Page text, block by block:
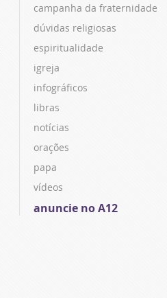
campanha da fraternidade
dúvidas religiosas
espiritualidade
igreja
infográficos
libras
notícias
orações
papa
vídeos
anuncie no A12